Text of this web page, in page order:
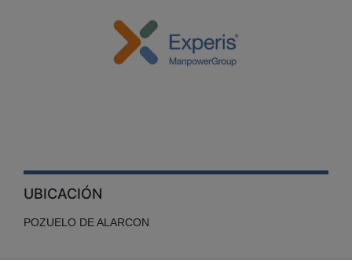
UBICACIÓN
POZUELO DE ALARCON